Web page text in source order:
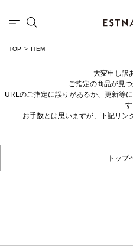
TOP ITEM
大変申し訳
ご指定の商品が見
URLのご指定に誤りがあるか、更新等
す
お手数とは思いますが、下記リン
トップ